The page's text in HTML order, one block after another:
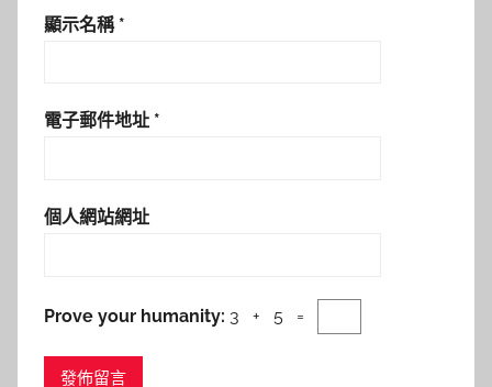
顯示名稱 *
電子郵件地址 *
個人網站網址
Prove your humanity: 3 + 5 =